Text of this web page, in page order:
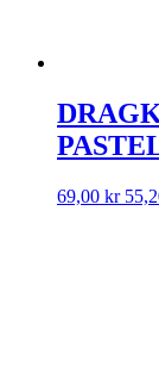
69,00 kr